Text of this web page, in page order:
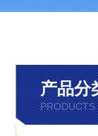
产品分
PRODUCTS